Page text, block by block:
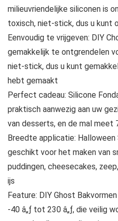
milieuvriendelijke siliconen is
toxisch, niet-stick, dus u kunt
Eenvoudig te vrijgeven: DIY
gemakkelijk te ontgrendelen
niet-stick, dus u kunt
hebt gemaakt
Perfect cadeau: Silicone
praktisch aanwezig aan uw
van desserts, en de mal meet
Breedte applicatie:
geschikt voor het maken van
puddingen, cheesecakes,
ijs
Feature: DIY Ghost
-40 â„ƒ tot 230 â„ƒ, die veilig